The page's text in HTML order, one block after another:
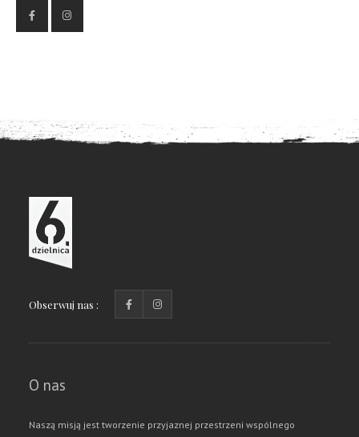
Obserwuj nas :
O nas
Naszą misją jest tworzenie przyjaznej przestrzeni wspólnego